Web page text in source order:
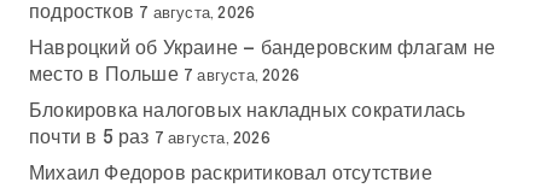
подростков 7 августа, 2026
Навроцкий об Украине — бандеровским флагам не
место в Польше 7 августа, 2026
Блокировка налоговых накладных сократилась
почти в 5 раз 7 августа, 2026
Михаил Федоров раскритиковал отсутствие